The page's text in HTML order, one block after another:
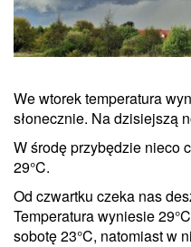
We wtorek temperatura
słonecznie. Na dzisiejszą
W środę przybędzie nieco
29°C.
Od czwartku czeka nas
Temperatura wyniesie
sobotę 23°C, natomiast w